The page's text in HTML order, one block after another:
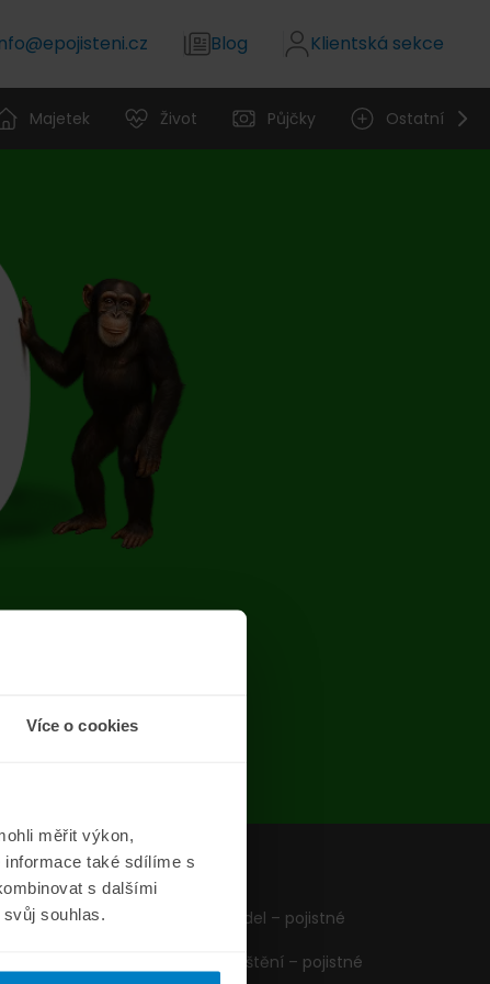
Více o cookies
měřit výkon,
také sdílíme s
s dalšími
souhlas.
Blog Klientská sekce
Majetek Život Půjčky Ostatní
Formuláře
Pojištění vozidel – pojistné
Cestovní pojištění – pojistné